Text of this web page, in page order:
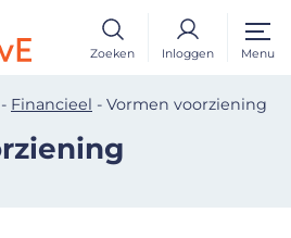
Zoeken Inloggen Menu
- Financieel - Vormen voorziening